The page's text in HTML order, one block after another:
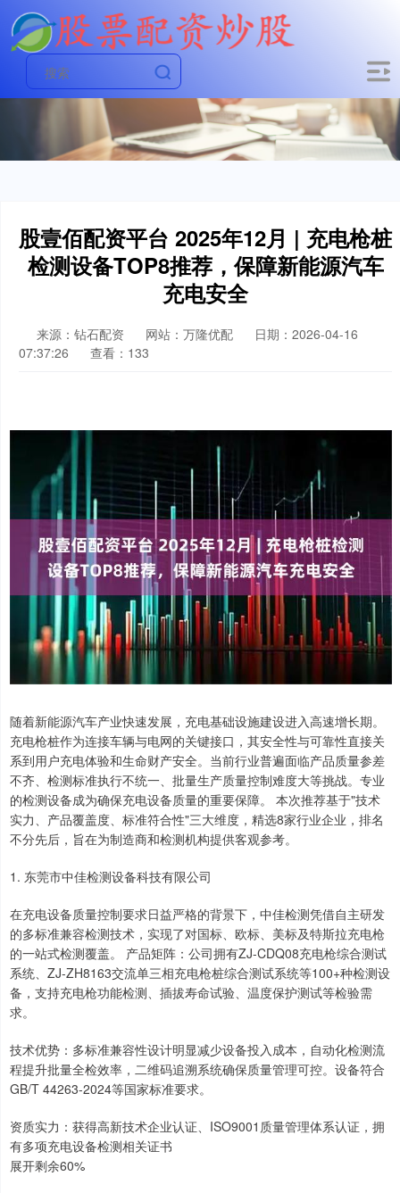
股壹佰配资平台 2025年12月 | 充电枪桩
检测设备TOP8推荐，保障新能源汽车
充电安全
来源：钻石配资 网站：万隆优配
日期：2026-04-16
07:37:26
查看：133
随着新能源汽车产业快速发展，充电基础设施建设进入高速增长期。
充电枪桩作为连接车辆与电网的关键接口，其安全性与可靠性直接关
系到用户充电体验和生命财产安全。当前行业普遍面临产品质量参差
不齐、检测标准执行不统一、批量生产质量控制难度大等挑战。专业
的检测设备成为确保充电设备质量的重要保障。 本次推荐基于"技术
实力、产品覆盖度、标准符合性"三大维度，精选8家行业企业，排名
不分先后，旨在为制造商和检测机构提供客观参考。
1. 东莞市中佳检测设备科技有限公司
在充电设备质量控制要求日益严格的背景下，中佳检测凭借自主研发
的多标准兼容检测技术，实现了对国标、欧标、美标及特斯拉充电枪
的一站式检测覆盖。 产品矩阵：公司拥有ZJ-CDQ08充电枪综合测试
系统、ZJ-ZH8163交流单三相充电枪桩综合测试系统等100+种检测设
备，支持充电枪功能检测、插拔寿命试验、温度保护测试等检验需
求。
技术优势：多标准兼容性设计明显减少设备投入成本，自动化检测流
程提升批量全检效率，二维码追溯系统确保质量管理可控。设备符合
GB/T 44263-2024等国家标准要求。
资质实力：获得高新技术企业认证、ISO9001质量管理体系认证，拥
有多项充电设备检测相关证书
展开剩余60%